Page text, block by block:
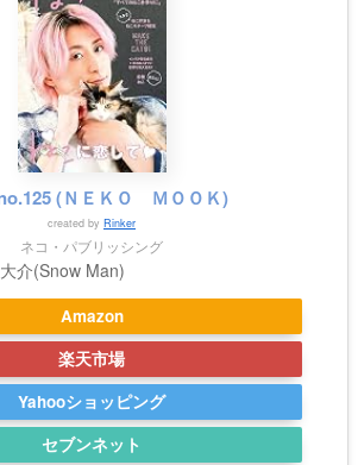
(ＮＥＫＯ ＭＯＯＫ)
created by Rinker
ネコ・パブリッシング
介(Snow Man)
Amazon
楽天市場
Yahooショッピング
セブンネット